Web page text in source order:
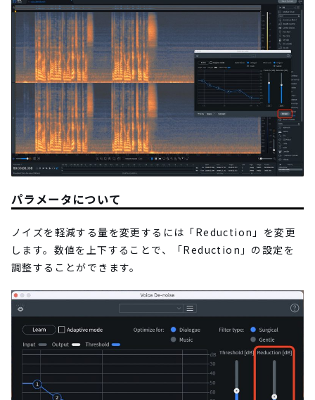
パラメータについて
ノイズを軽減する量を変更するには「Reduction」を変更
します。数値を上下することで、「Reduction」の設定を
調整することができます。